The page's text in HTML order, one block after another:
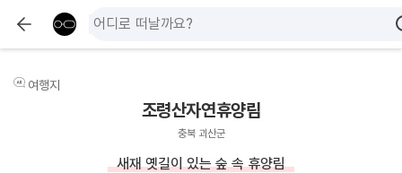
여행지
조령산자연휴양림
충북 괴산군
새재 옛길이 있는 숲 속 휴양림